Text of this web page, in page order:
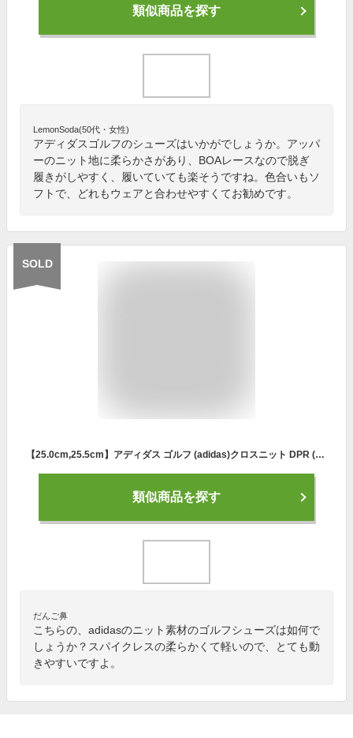
類似商品を探す
LemonSoda(50代・女性)
アディダスゴルフのシューズはいかがでしょうか。アッパ
ーのニット地に柔らかさがあり、BOAレースなので脱ぎ
履きがしやすく、履いていても楽そうですね。色合いもソ
フトで、どれもウェアと合わせやすくてお勧めです。
SOLD
【25.0cm,25.5cm】アディダス ゴルフ (adidas)クロスニット DPR (CROSSKNIT DPR)スパイクレス ゴルフシューズ [EE相当]【2020モデル】【あす楽】
類似商品を探す
だんご鼻
こちらの、adidasのニット素材のゴルフシューズは如何で
しょうか？スパイクレスの柔らかくて軽いので、とても動
きやすいですよ。